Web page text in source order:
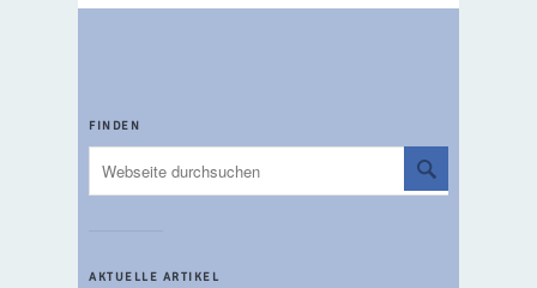
FINDEN
AKTUELLE ARTIKEL